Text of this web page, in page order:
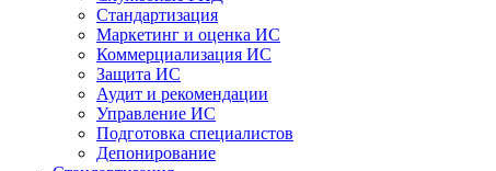
Стандартизация
Маркетинг и оценка ИС
Коммерциализация ИС
Защита ИС
Аудит и рекомендации
Управление ИС
Подготовка специалистов
Депонирование